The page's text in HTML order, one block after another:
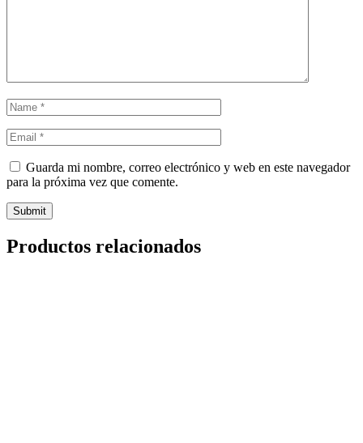
Guarda mi nombre, correo electrónico y web en este navegador
para la próxima vez que comente.
Productos relacionados